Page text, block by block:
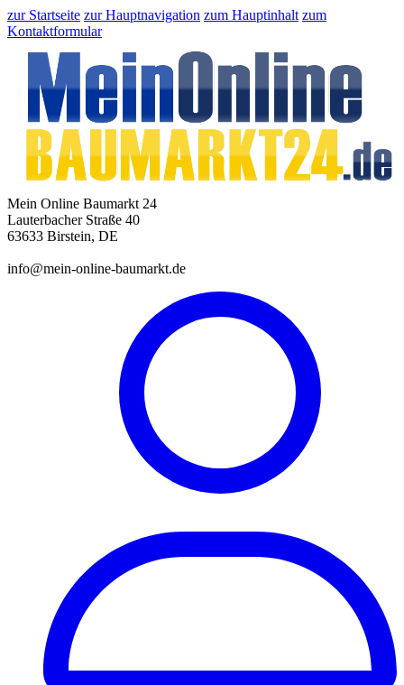
zur Startseite zur Hauptnavigation zum Hauptinhalt zum
Kontaktformular
Mein Online Baumarkt 24
Lauterbacher Straße 40
63633 Birstein, DE
info@mein-online-baumarkt.de